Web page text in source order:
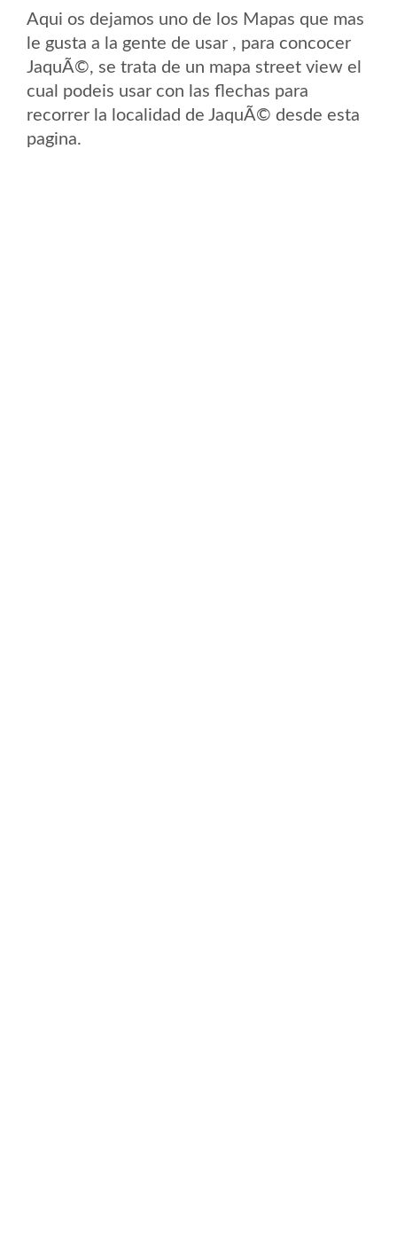
Aqui os dejamos uno de los Mapas que mas
le gusta a la gente de usar , para concocer
JaquÃ©, se trata de un mapa street view el
cual podeis usar con las flechas para
recorrer la localidad de JaquÃ© desde esta
pagina.